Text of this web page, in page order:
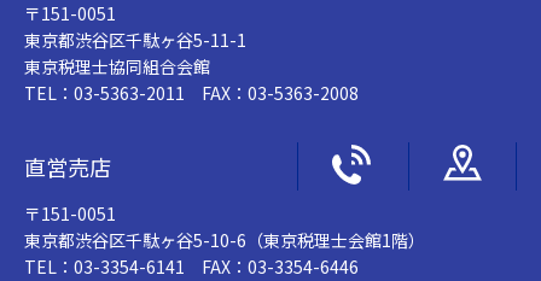
〒151-0051
東京都渋谷区千駄ヶ谷5-11-1
東京税理士協同組合会館
TEL：03-5363-2011 FAX：03-5363-2008
直営売店
〒151-0051
東京都渋谷区千駄ヶ谷5-10-6（東京税理士会館1階）
TEL：03-3354-6141 FAX：03-3354-6446